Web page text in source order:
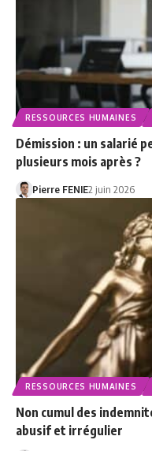
RESSOURCES HUMAINES
Démission : un salarié
plusieurs mois après ?
Pierre FENIE2 juin 2026
RESSOURCES HUMAINES
Non cumul des
abusif et irrégulier